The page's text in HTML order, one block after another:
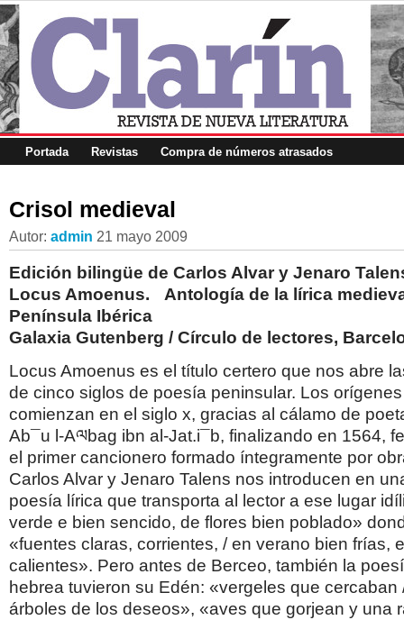
Portada Revistas Compra de números atrasados
Crisol medieval
Autor: admin 21 mayo 2009
Edición bilingüe de Carlos Alvar y Jenaro
Locus Amoenus. Antología de la lírica
Península Ibérica
Galaxia Gutenberg / Círculo de lectores,
Locus Amoenus es el título certero que nos abre
de cinco siglos de poesía peninsular. Los
comienzan en el siglo x, gracias al cálamo de
Ab¯u l-Aལbag ibn al-Jat.i¯b, finalizando en 1564,
el primer cancionero formado íntegramente por
Carlos Alvar y Jenaro Talens nos introducen en
poesía lírica que transporta al lector a ese lugar
verde e bien sencido, de flores bien poblado»
«fuentes claras, corrientes, / en verano bien frías,
calientes». Pero antes de Berceo, también la
hebrea tuvieron su Edén: «vergeles que cercaban
árboles de los deseos», «aves que gorjean y una